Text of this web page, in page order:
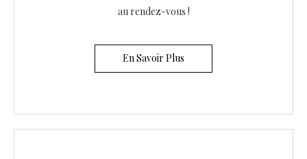
r
t
au rendez-vous !
En Savoir Plus